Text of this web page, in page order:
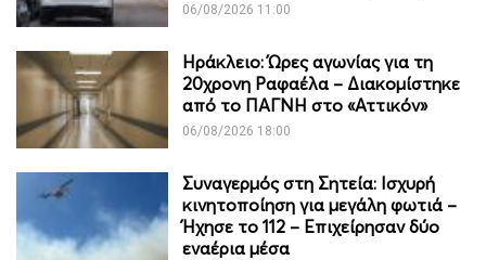
06/08/2026 11:00
Ηράκλειο: Ώρες αγωνίας για τη
20χρονη Ραφαέλα – Διακομίστηκε
από το ΠΑΓΝΗ στο «Αττικόν»
06/08/2026 18:00
Συναγερμός στη Σητεία: Ισχυρή
κινητοποίηση για μεγάλη φωτιά –
Ήχησε το 112 – Επιχείρησαν δύο
εναέρια μέσα